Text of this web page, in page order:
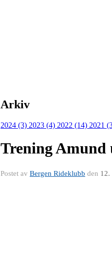
Arkiv
2024 (3) 2023 (4) 2022 (14) 2021
Trening Amund
Postet av Bergen Rideklubb den 12.